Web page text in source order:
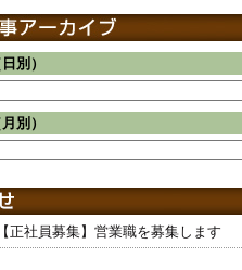
別）
別）
【正社員募集】営業職を募集します